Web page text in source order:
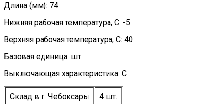
Длина (мм): 74
Нижняя рабочая температура, C: -5
Верхняя рабочая температура, C: 40
Базовая единица: шт
Выключающая характеристика: C
Склад в г. Чебоксары 4 шт.